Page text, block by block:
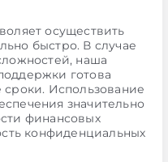
осуществить
быстро. В случае
наша
готова
Использование
значительно
финансовых
конфиденциальных